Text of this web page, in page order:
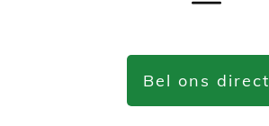
Bel ons direct